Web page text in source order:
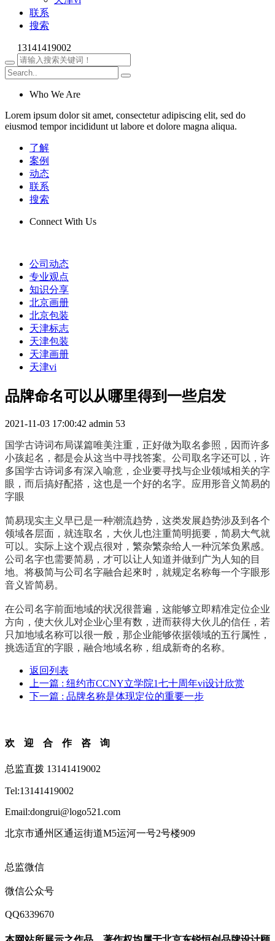
联系
搜索
13141419002
Who We Are
Lorem ipsum dolor sit amet, consectetur adipiscing elit, sed do
eiusmod tempor incididunt ut labore et dolore magna aliqua.
了解
案例
动态
联系
搜索
Connect With Us
公司动态
专业观点
知识分享
北京画册
北京包装
天津标志
天津包装
天津画册
天津vi
品牌命名可以从哪里得到一些启发
2021-11-03 17:00:42 admin 53
国学古诗词布局谋篇唯美注重，正好做为取名参照，因而许多
小孩起名，都是会从这当中寻找答案。公司取名字还可以，许
多国学古诗词多有深入喻意，企业要寻找与企业领域相关的字
眼，而后搞好配搭，这也是一个好的名字。 应用形音义简易的
字眼
简易现实主义早已是一种潮流趋势，这类发展趋势涉及到各个
领域各层面，就连取名，大伙儿也注重简明扼要，简易大气就
可以。实际上这个观点很对，繁杂繁杂给人一种沉笨负累感。
公司名字也需要简易，才可以让人知道并做到广为人知的目
地。将极简与公司名字融合起來时，就规定名称每一个字眼形
音义皆简易。
在公司名字前面地域的状况很普遍，这能够立即精准定位企业
方向，使大伙儿对企业心里有数，进而获得大伙儿的信任，若
只加地域名称可以很一般，那企业能够依据领域的五行属性，
挑选适宜的字眼，融合地域名称，组成新奇的名称。
返回列表
上一篇 : 纽约市CCNY立学院1七十周年vi设计欣赏
下一篇 : 品牌名称是体现定位的重要一步
欢迎合作咨询
总监直拨 13141419002
Tel:13141419002
Email:dongrui@logo521.com
北京市通州区通运街道M5运河一号2号楼909
总监微信
微信公众号
QQ6339670